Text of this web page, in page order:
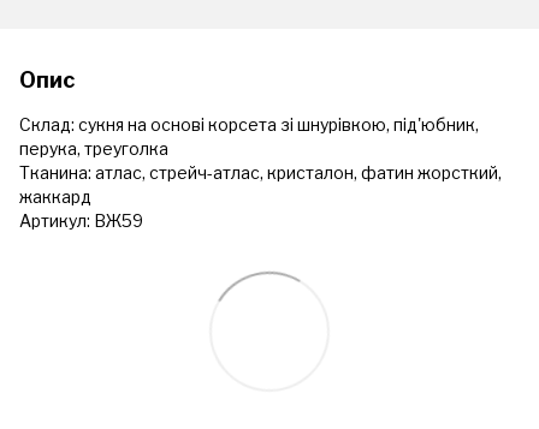
Опис
Склад: сукня на основі корсета зі шнурівкою, під'юбник,
перука, треуголка
Тканина: атлас, стрейч-атлас, кристалон, фатин жорсткий,
жаккард
Артикул: ВЖ59